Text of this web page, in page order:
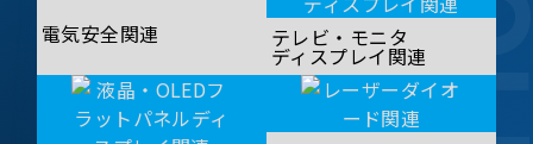
電気安全関連 テレビ・モニタ
ディスプレイ関連